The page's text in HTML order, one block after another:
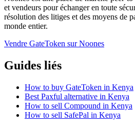
et vendeurs pour échanger en toute
résolution des litiges et des moyens de
monde entier.
Vendre GateToken sur Noones
Guides liés
How to buy GateToken in Kenya
Best Paxful alternative in Kenya
How to sell Compound in Kenya
How to sell SafePal in Kenya